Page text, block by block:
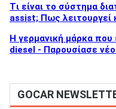
ΑΝΑΖΗΤΗΣΗ
Tι είναι το σύστημα
assist; Πως λειτουργεί
Η γερμανική μάρκα που
diesel - Παρουσίασε
GOCAR